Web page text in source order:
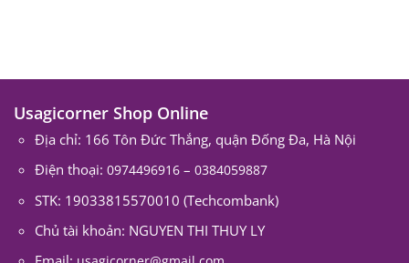
Usagicorner Shop Online
Địa chỉ: 166 Tôn Đức Thắng, quận Đống Đa, Hà Nội
Điện thoại: 0974496916 – 0384059887
STK: 19033815570010 (Techcombank)
Chủ tài khoản: NGUYEN THI THUY LY